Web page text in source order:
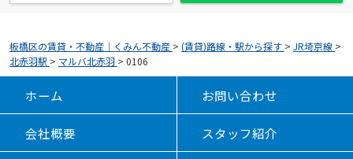
板橋区の賃貸・不動産｜くみん不動産 > (賃貸)路線・駅から探す > JR埼京線 >
北赤羽駅 > マルバ北赤羽 > 0106
ホーム お問い合わせ
会社概要 スタッフ紹介